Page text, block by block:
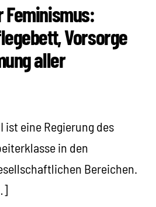
Vorsorge
aller
ist eine Regierung des
in den
Bereichen.